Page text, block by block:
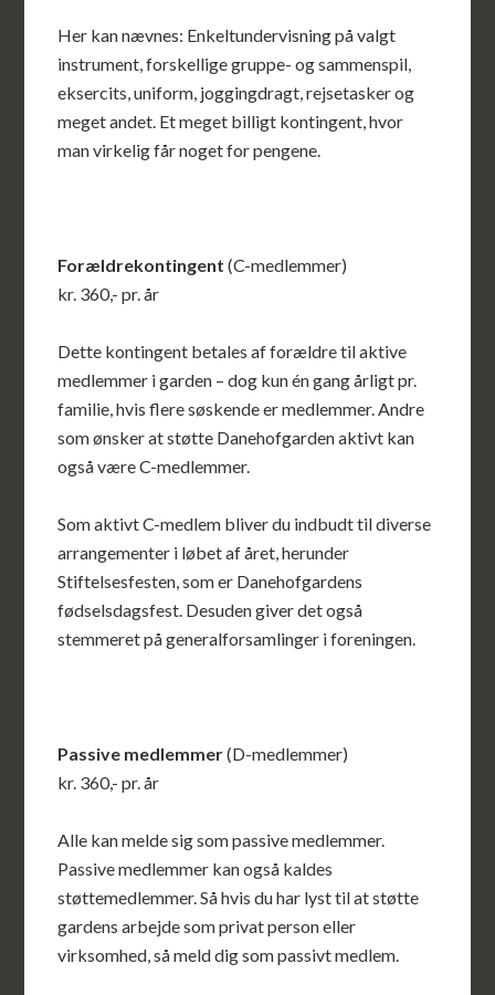
Her kan nævnes: Enkeltundervisning på valgt
instrument, forskellige gruppe- og sammenspil,
eksercits, uniform, joggingdragt, rejsetasker og
meget andet. Et meget billigt kontingent, hvor
man virkelig får noget for pengene.
Forældrekontingent(C-medlemmer)
kr. 360,- pr. år
Dette kontingent betales af forældre til aktive
medlemmer i garden – dog kun én gang årligt pr.
familie, hvis flere søskende er medlemmer. Andre
som ønsker at støtte Danehofgarden aktivt kan
også være C-medlemmer.
Som aktivt C-medlem bliver du indbudt til diverse
arrangementer i løbet af året, herunder
Stiftelsesfesten, som er Danehofgardens
fødselsdagsfest. Desuden giver det også
stemmeret på generalforsamlinger i foreningen.
Passive medlemmer(D-medlemmer)
kr. 360,- pr. år
Alle kan melde sig som passive medlemmer.
Passive medlemmer kan også kaldes
støttemedlemmer. Så hvis du har lyst til at støtte
gardens arbejde som privat person eller
virksomhed, så meld dig som passivt medlem.